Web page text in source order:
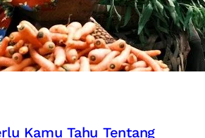
Kamu Tahu Tentang